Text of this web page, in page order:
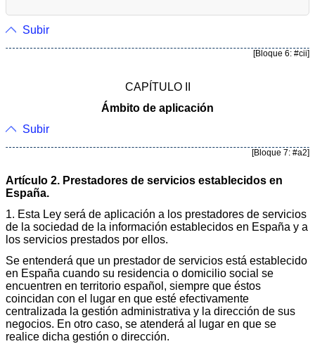
Subir
[Bloque 6: #cii]
CAPÍTULO II
Ámbito de aplicación
Subir
[Bloque 7: #a2]
Artículo 2. Prestadores de servicios establecidos en
España.
1. Esta Ley será de aplicación a los prestadores de servicios
de la sociedad de la información establecidos en España y a
los servicios prestados por ellos.
Se entenderá que un prestador de servicios está establecido
en España cuando su residencia o domicilio social se
encuentren en territorio español, siempre que éstos
coincidan con el lugar en que esté efectivamente
centralizada la gestión administrativa y la dirección de sus
negocios. En otro caso, se atenderá al lugar en que se
realice dicha gestión o dirección.